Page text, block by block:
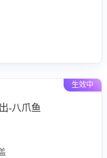
生效中
-八爪鱼